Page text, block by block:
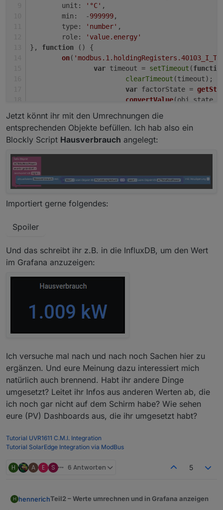
unit : '°C' ,
min :  -999999,
type: 'number' ,
role:
'value.energy'
}, function ( ) {
on(
var timeout = setTimeout (
clearTimeout (timeout);
var factorState =
convertValue(obj. state
	});
var factorState = getState(
var valueState = getState
convertValue(valueState ? valueState.val
});
Jetzt könnt ihr mit den Umrechnungen die
entsprechenden Objekte befüllen. Ich hab also ein
Blockly Script Hausverbrauch angelegt:
Importiert gerne folgendes:
Spoiler
Und das schreibt ihr z.B. in die InfluxDB, um den Wert
im Grafana anzuzeigen:
Ich versuche mal nach und nach noch Sachen hier zu
ergänzen. Und eure Meinung dazu interessiert mich
natürlich auch brennend. Habt ihr andere Dinge
umgesetzt? Leitet ihr Infos aus anderen Werten ab, die
ich noch gar nicht auf dem Schirm habe? Wie sehen
eure (PV) Dashboards aus, die ihr umgesetzt habt?
Tutorial UVR1611 C.M.I. Integration
Tutorial SolarEdge Integration via ModBus
H A E S 6 Antworten 5
H hennerichTeil2 – Werte umrechnen und in Grafana anzeigen